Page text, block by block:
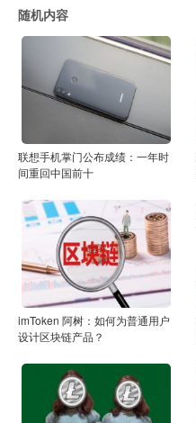
随机内容
联想手机掌门公布成绩：一年时
间重回中国前十
imToken 阿树：如何为普通用户
设计区块链产品？